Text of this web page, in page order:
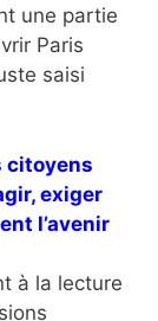
une partie
Paris
saisi
citoyens
exiger
l’avenir
à la lecture